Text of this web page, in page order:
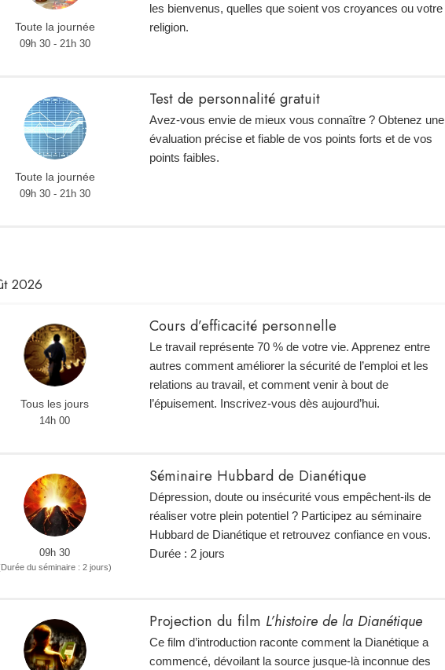
Toute la journée
09h 30 - 21h 30
les bienvenus, quelles que soient vos croyances ou votre
religion.
Toute la journée
09h 30 - 21h 30
Test de personnalité gratuit
Avez-vous envie de mieux vous connaître ? Obtenez une
évaluation précise et fiable de vos points forts et de vos
points faibles.
2026
Tous les jours
14h 00
Cours d’efficacité personnelle
Le travail représente 70 % de votre vie. Apprenez entre
autres comment améliorer la sécurité de l’emploi et les
relations au travail, et comment venir à bout de
l’épuisement. Inscrivez-vous dès aujourd’hui.
09h 30
du séminaire : 2 jours)
Séminaire Hubbard de Dianétique
Dépression, doute ou insécurité vous empêchent-ils de
réaliser votre plein potentiel ? Participez au séminaire
Hubbard de Dianétique et retrouvez confiance en vous.
Durée : 2 jours
Projection du film L’histoire de la Dianétique
Ce film d’introduction raconte comment la Dianétique a
commencé, dévoilant la source jusque-là inconnue des